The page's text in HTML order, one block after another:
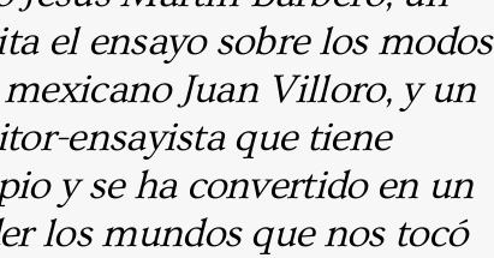
el ensayo sobre los modos
Juan Villoro, y un
ensayista que tiene
y se ha convertido en un
los mundos que nos tocó